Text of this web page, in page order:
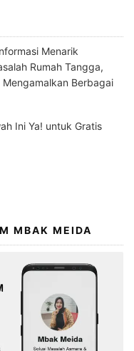
Menarik
Rumah Tangga,
Mengamalkan Berbagai
Ini Ya! untuk Gratis
MBAK MEIDA